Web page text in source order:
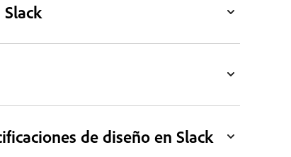
de diseño en Slack